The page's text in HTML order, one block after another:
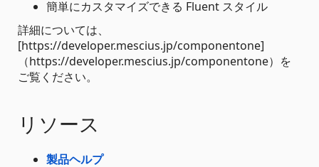
簡単にカスタマイズできる Fluent スタイル
詳細については、
[https://developer.mescius.jp/componentone]
（https://developer.mescius.jp/componentone）を
ご覧ください。
リソース
製品ヘルプ